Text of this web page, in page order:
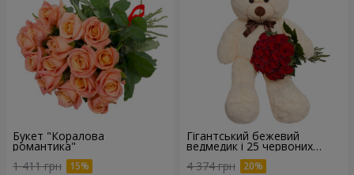
Букет "Коралова
романтика"
1 411 грн
Гігантський бежевий
ведмедик і 25 червоних
троянд
4 374 грн